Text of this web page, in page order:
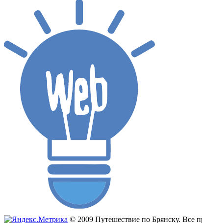
© 2009 Путешествие по Брянску. Все